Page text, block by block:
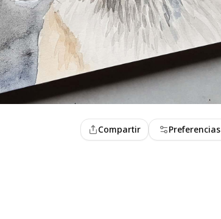
Compartir Preferencias